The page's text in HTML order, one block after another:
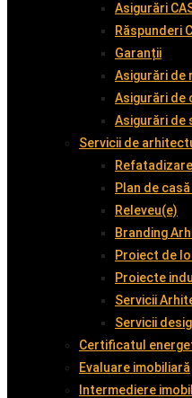
Asigurări
Răspunderi
Garanții
Asigurări de
Asigurări de
Asigurări de
Servicii de
Refatadizare
Plan de
Releveu(e)
Branding
Proiect de
Proiecte
Servicii
Servicii
Certificatul
Evaluare imobiliară
Intermediere